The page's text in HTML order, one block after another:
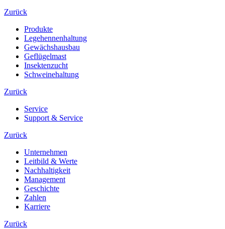
Zurück
Produkte
Legehennenhaltung
Gewächshausbau
Geflügelmast
Insektenzucht
Schweinehaltung
Zurück
Service
Support & Service
Zurück
Unternehmen
Leitbild & Werte
Nachhaltigkeit
Management
Geschichte
Zahlen
Karriere
Zurück